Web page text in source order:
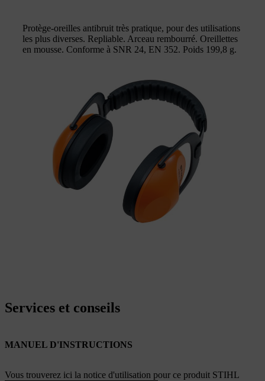
Protège-oreilles antibruit très pratique, pour des utilisations
les plus diverses. Repliable. Arceau rembourré. Oreillettes
en mousse. Conforme à SNR 24, EN 352. Poids 199,8 g.
Services et conseils
MANUEL D'INSTRUCTIONS
Vous trouverez ici la notice d'utilisation pour ce produit STIHL